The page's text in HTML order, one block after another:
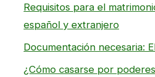
Requisitos para el
español y extranjero
Documentación necesaria:
¿Cómo casarse por